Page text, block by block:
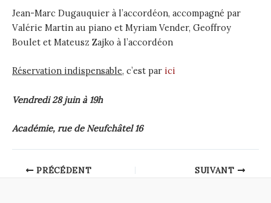
Jean-Marc Dugauquier à l’accordéon, accompagné par
Valérie Martin au piano et Myriam Vender, Geoffroy
Boulet et Mateusz Zajko à l’accordéon
Réservation indispensable, c’est par ici
Vendredi 28 juin à 19h
Académie, rue de Neufchâtel 16
Post PRÉCÉDENT SUIVANT